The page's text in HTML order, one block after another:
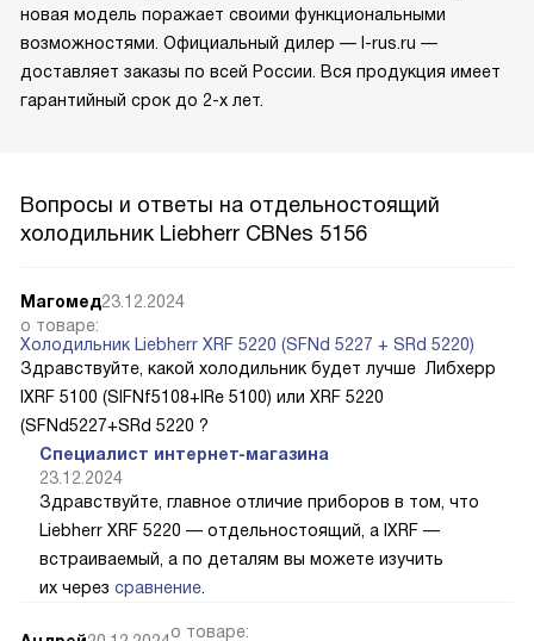
новая модель поражает своими функциональными
возможностями. Официальный дилер — l-rus.ru —
доставляет заказы по всей России. Вся продукция имеет
гарантийный срок до 2-х лет.
Вопросы и ответы на отдельностоящий
холодильник Liebherr CBNes 5156
Магомед23.12.2024
о товаре:
Холодильник Liebherr XRF 5220 (SFNd 5227 + SRd 5220)
Здравствуйте, какой холодильник будет лучше Либхерр
IXRF 5100 (SIFNf5108+IRe 5100) или XRF 5220
(SFNd5227+SRd 5220 ?
Специалист интернет-магазина
23.12.2024
Здравствуйте, главное отличие приборов в том, что
Liebherr XRF 5220 — отдельностоящий, а IXRF —
встраиваемый, а по деталям вы можете изучить
их через сравнение
о товаре: